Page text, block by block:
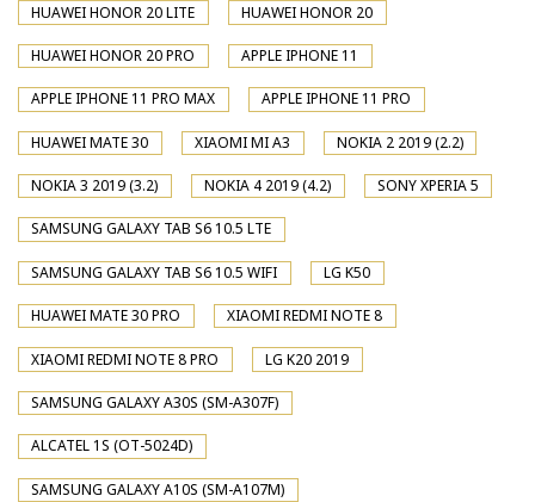
HUAWEI HONOR 20 LITE HUAWEI HONOR 20
HUAWEI HONOR 20 PRO APPLE IPHONE 11
APPLE IPHONE 11 PRO MAX APPLE IPHONE 11 PRO
HUAWEI MATE 30 XIAOMI MI A3 NOKIA 2 2019 (2.2)
NOKIA 3 2019 (3.2) NOKIA 4 2019 (4.2) SONY XPERIA 5
SAMSUNG GALAXY TAB S6 10.5 LTE
SAMSUNG GALAXY TAB S6 10.5 WIFI LG K50
HUAWEI MATE 30 PRO XIAOMI REDMI NOTE 8
XIAOMI REDMI NOTE 8 PRO LG K20 2019
SAMSUNG GALAXY A30S (SM-A307F)
ALCATEL 1S (OT-5024D)
SAMSUNG GALAXY A10S (SM-A107M)